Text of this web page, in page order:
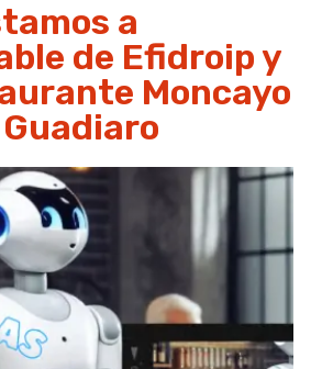
a
de Efidroip y
Moncayo